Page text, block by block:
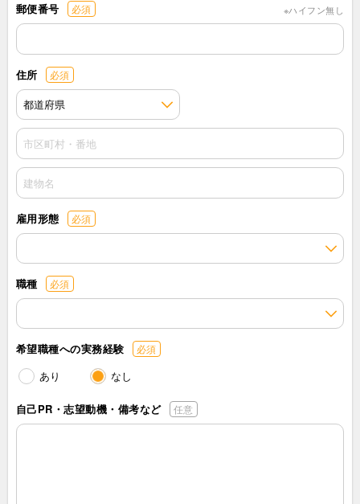
郵便番号 必須 ※ハイフン無し
住所 必須
雇用形態 必須
職種 必須
希望職種への実務経験 必須
あり なし
自己PR・志望動機・ 備考など 任意